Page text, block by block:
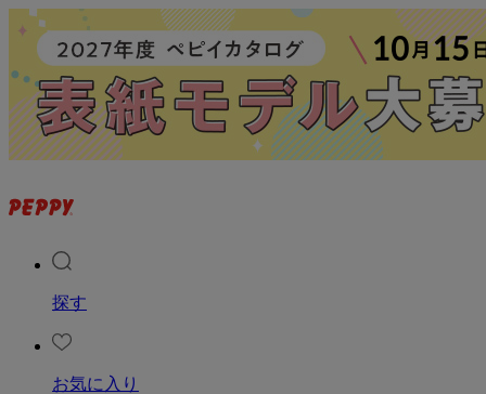
探す
お気に入り